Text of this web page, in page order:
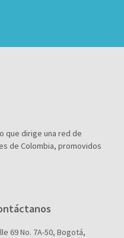
que dirige una red de
de Colombia, promovidos
69 No. 7A-50, Bogotá,